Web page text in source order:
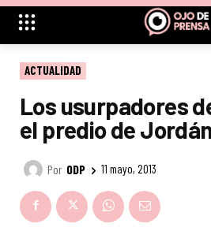
ACTUALIDAD
Los usurpadores
el predio de
Por ODP 11 mayo, 2013